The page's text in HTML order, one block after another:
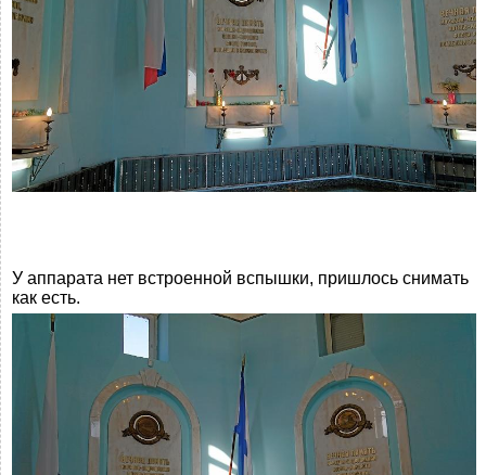
У аппарата нет встроенной вспышки, пришлось снимать
как есть.